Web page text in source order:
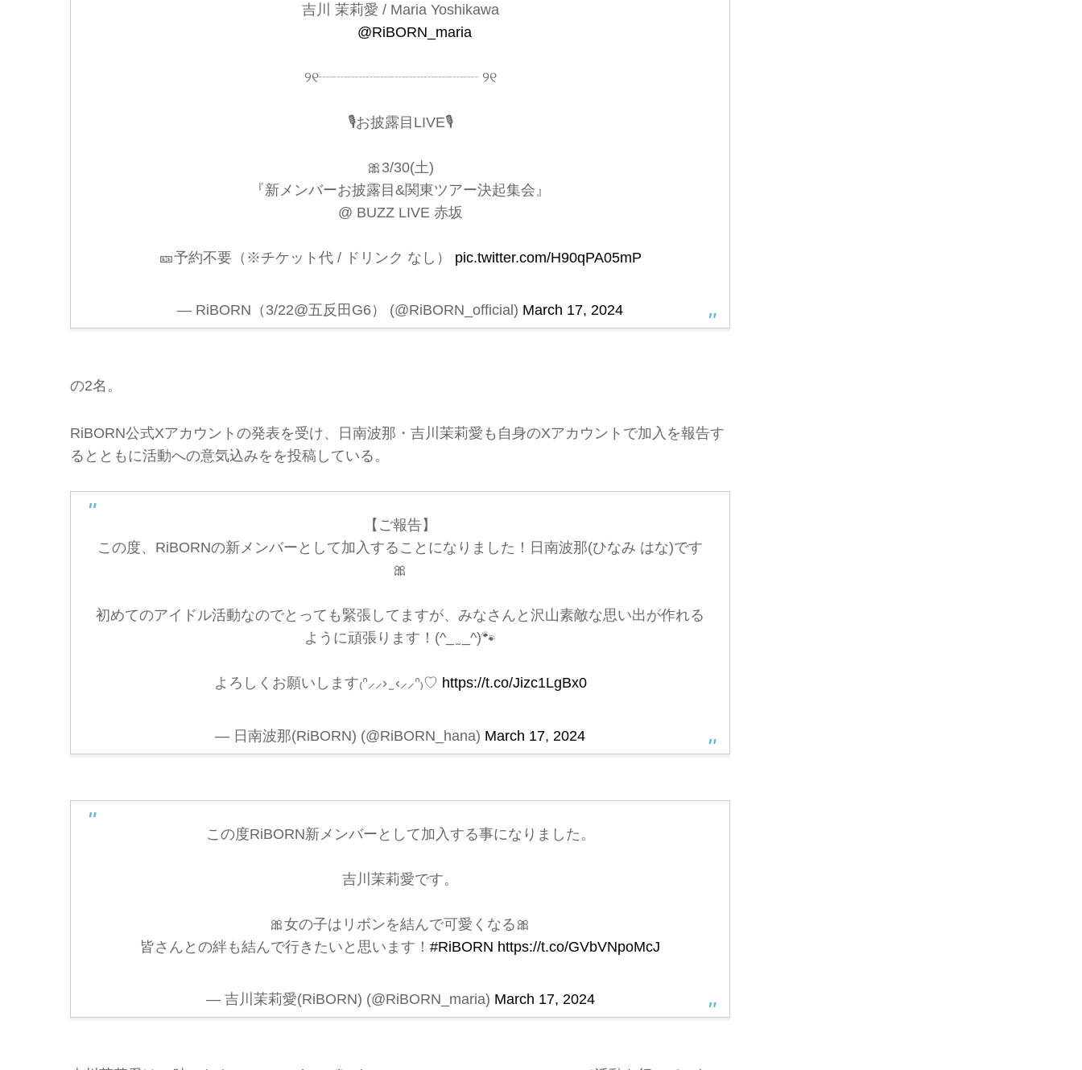
吉川 茉莉愛 / Maria Yoshikawa
@RiBORN_maria
୨୧┈┈┈┈┈┈┈┈┈┈┈ ୨୧
🎙️お披露目LIVE🎙️
🎀3/30(土)
『新メンバーお披露目&関東ツアー決起集会』
@ BUZZ LIVE 赤坂
🎫予約不要（※チケット代 / ドリンク なし） pic.twitter.com/H90qPA05mP
— RiBORN（3/22@五反田G6） (@RiBORN_official) March 17, 2024
の2名。
RiBORN公式Xアカウントの発表を受け、日南波那・吉川茉莉愛も自身のXアカウントで加入を報告す
るとともに活動への意気込みをを投稿している。
【ご報告】
この度、RiBORNの新メンバーとして加入することになりました！日南波那(ひなみ はな)です
🎀
初めてのアイドル活動なのでとっても緊張してますが、みなさんと沢山素敵な思い出が作れる
ように頑張ります！(^_ ̫ _^)🐾
よろしくお願いします₍ᐢ⸝⸝› ̫ ‹⸝⸝ᐢ₎♡ https://t.co/Jizc1LgBx0
— 日南波那(RiBORN) (@RiBORN_hana) March 17, 2024
この度RiBORN新メンバーとして加入する事になりました。
吉川茉莉愛です。
🎀女の子はリボンを結んで可愛くなる🎀
皆さんとの絆も結んで行きたいと思います！ #RiBORN https://t.co/GVbVNpoMcJ
— 吉川茉莉愛(RiBORN) (@RiBORN_maria) March 17, 2024